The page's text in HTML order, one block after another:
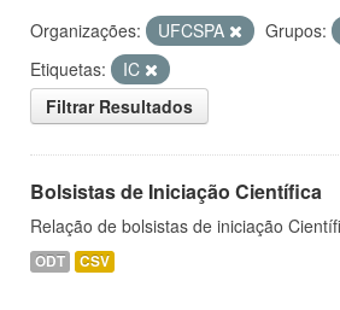
Organizações: UFCSPA Grupos:
Etiquetas:
IC
Filtrar Resultados
Bolsistas de Iniciação Científica
Relação de bolsistas de iniciação
ODT CSV